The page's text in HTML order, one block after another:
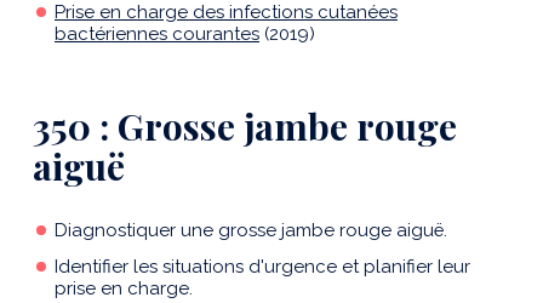
Prise en charge des infections cutanées
bactériennes courantes (2019)
350 : Grosse jambe rouge
aiguë
Diagnostiquer une grosse jambe rouge aiguë.
Identifier les situations d'urgence et planifier leur
prise en charge.